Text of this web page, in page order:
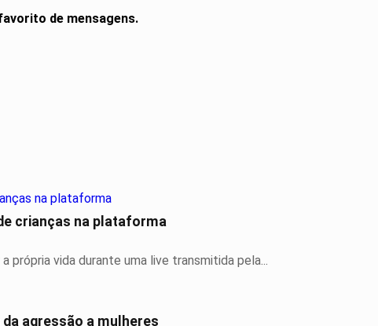
de mensagens.
crianças na plataforma
própria vida durante uma live transmitida pela...
agressão a mulheres